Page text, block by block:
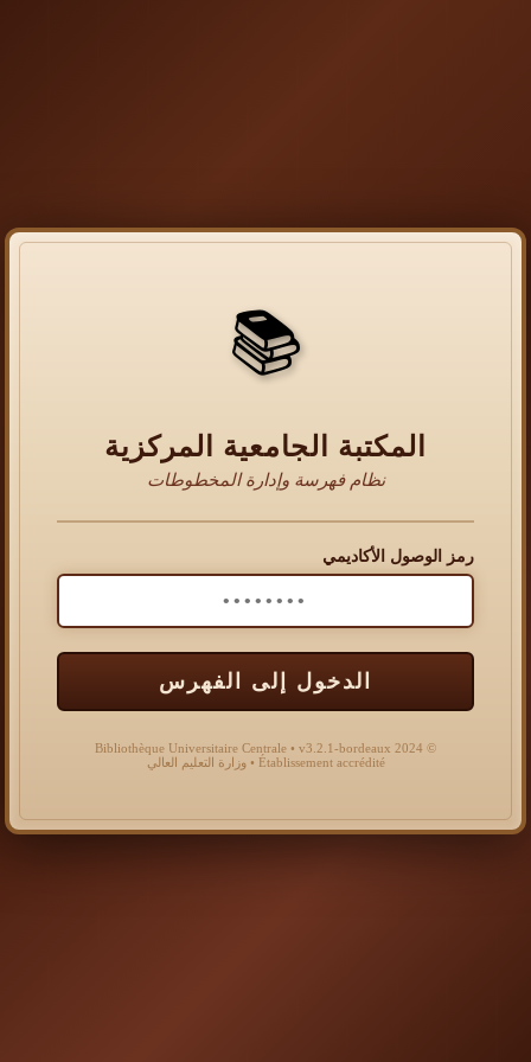
📚
المكتبة الجامعية المركزية
نظام فهرسة وإدارة المخطوطات
رمز الوصول الأكاديمي
الدخول إلى الفهرس
© 2024 Bibliothèque Universitaire Centrale • v3.2.1-bordeaux
Établissement accrédité • وزارة التعليم العالي